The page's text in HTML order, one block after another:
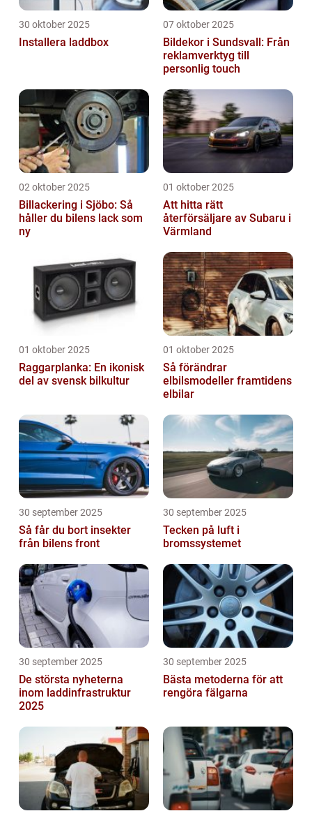
30 oktober 2025
Installera laddbox
07 oktober 2025
Bildekor i Sundsvall: Från
reklamverktyg till
personlig touch
02 oktober 2025
Billackering i Sjöbo: Så
håller du bilens lack som
ny
01 oktober 2025
Att hitta rätt
återförsäljare av Subaru i
Värmland
01 oktober 2025
Raggarplanka: En ikonisk
del av svensk bilkultur
01 oktober 2025
Så förändrar
elbilsmodeller framtidens
elbilar
30 september 2025
Så får du bort insekter
från bilens front
30 september 2025
Tecken på luft i
bromssystemet
30 september 2025
De största nyheterna
inom laddinfrastruktur
2025
30 september 2025
Bästa metoderna för att
rengöra fälgarna